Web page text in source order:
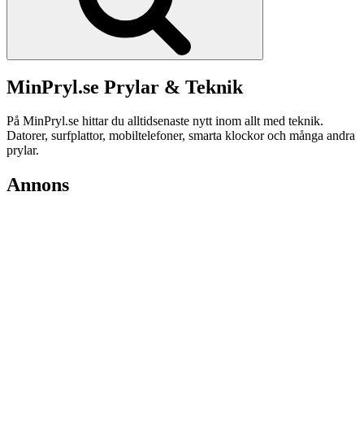
MinPryl.se Prylar & Teknik
På MinPryl.se hittar du alltidsenaste nytt inom allt med teknik.
Datorer, surfplattor, mobiltelefoner, smarta klockor och många andra
prylar.
Annons